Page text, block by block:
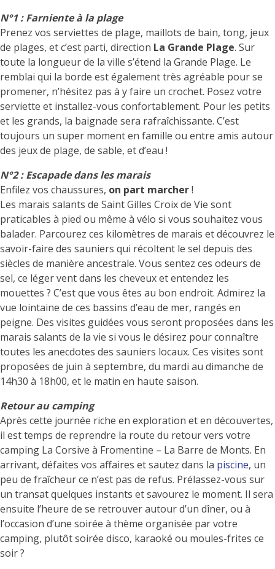
N°1 : Farniente à la plage
Prenez vos serviettes de plage, maillots de bain, tong, jeux
de plages, et c’est parti, direction La Grande Plage. Sur
toute la longueur de la ville s’étend la Grande Plage. Le
remblai qui la borde est également très agréable pour se
promener, n’hésitez pas à y faire un crochet. Posez votre
serviette et installez-vous confortablement. Pour les petits
et les grands, la baignade sera rafraîchissante. C’est
toujours un super moment en famille ou entre amis autour
des jeux de plage, de sable, et d’eau !
N°2 : Escapade dans les marais
Enfilez vos chaussures, on part marcher!
Les marais salants de Saint Gilles Croix de Vie sont
praticables à pied ou même à vélo si vous souhaitez vous
balader. Parcourez ces kilomètres de marais et découvrez le
savoir-faire des sauniers qui récoltent le sel depuis des
siècles de manière ancestrale. Vous sentez ces odeurs de
sel, ce léger vent dans les cheveux et entendez les
mouettes ? C’est que vous êtes au bon endroit. Admirez la
vue lointaine de ces bassins d’eau de mer, rangés en
peigne. Des visites guidées vous seront proposées dans les
marais salants de la vie si vous le désirez pour connaître
toutes les anecdotes des sauniers locaux. Ces visites sont
proposées de juin à septembre, du mardi au dimanche de
14h30 à 18h00, et le matin en haute saison.
Retour au camping
Après cette journée riche en exploration et en découvertes,
il est temps de reprendre la route du retour vers votre
camping La Corsive à Fromentine – La Barre de Monts. En
arrivant, défaites vos affaires et sautez dans la piscine, un
peu de fraîcheur ce n’est pas de refus. Prélassez-vous sur
un transat quelques instants et savourez le moment. Il sera
ensuite l’heure de se retrouver autour d’un dîner, ou à
l’occasion d’une soirée à thème organisée par votre
camping, plutôt soirée disco, karaoké ou moules-frites ce
soir ?